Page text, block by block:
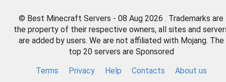
© Best Minecraft Servers - 08 Aug 2026 . Trademarks are
the property of their respective owners, all sites and
are added by users. We are not affiliated with Mojang. The
top 20 servers are Sponsored
Terms
Privacy Help Contacts About us